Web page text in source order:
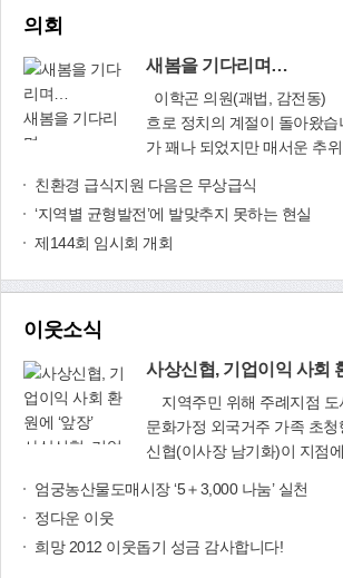
의회
새봄을 기다리며…
새봄을 기다리
며…
흐로 정치의 계절이 돌아왔
가 꽤나 되었지만 매서운 추
츠러드는 것만 같아 어서 빨
를 기다려 봅니다.‘겨울이 길
운 봄을 향연하기 위함이다’
우리 모두의 삶이 한결 나아
올해는 총선과 대선이 함께
한 한 해가 될 것 같습니다.
면 아무짝에도 쓸모없는 무용
그러나 세상만사는 정치와 떼
분의 관계에 놓여 있습니다.
께 살아가고 있는 우리는 올
과 책임의식을 바탕으로 국익
지고 현명한 선택을 해야만 할
과 복지증진의 두 가지 이슈가
친환경 급식지원 다음은 무상급식
‘지역별 균형발전’에 발맞추지 못하는 현실
제144회 임시회 개회
이웃소식
사상신협, 기업이익 사회
사상신협, 기업
에 ‘앞장’
문화가정 외국거주 가족 초
신협(이사장 남기화)이 지점
다문화가정의 외국거주 가족
원에 앞장서고 있다.사상신협
엄궁농산물도매시장 ‘5＋3,000 나눔’ 실천
정다운 이웃
희망 2012 이웃돕기 성금 감사합니다!